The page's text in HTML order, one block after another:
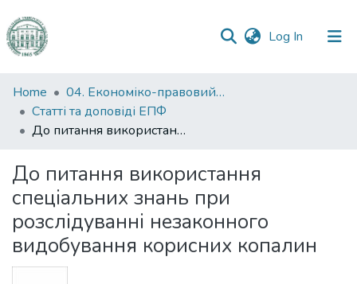
Log In (current)
Communities
&
Collections
Statistics
Home
04. Економіко-правовий факультет
Статті та доповіді ЕПФ
До питання використання спеціальних знань при розслідуванні незаконного видобування корисних копалин
До питання використання
спеціальних знань при
розслідуванні незаконного
видобування корисних копалин